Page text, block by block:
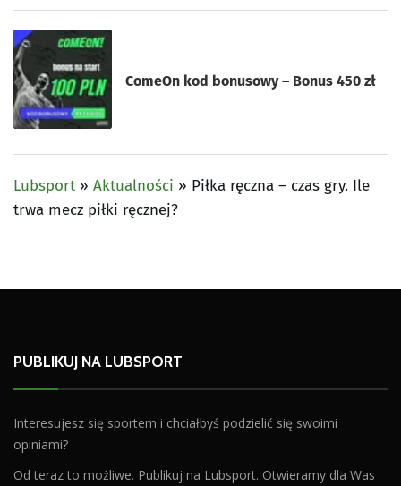
ComeOn kod bonusowy – Bonus 450 zł
Lubsport » Aktualności » Piłka ręczna – czas gry. Ile
trwa mecz piłki ręcznej?
PUBLIKUJ NA LUBSPORT
Interesujesz się sportem i chciałbyś podzielić się swoimi
opiniami?
Od teraz to możliwe. Publikuj na Lubsport. Otwieramy dla Was